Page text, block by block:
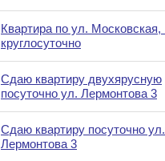
Квартира по ул. Московская,
круглосуточно
Сдаю квартиру двухярусную
посуточно ул. Лермонтова 3
Сдаю квартиру посуточно ул.
Лермонтова 3